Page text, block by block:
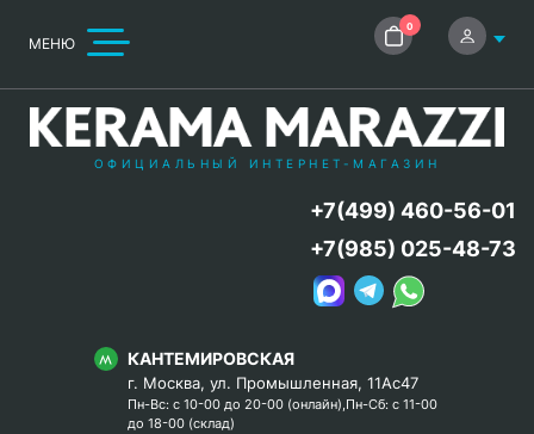
МЕНЮ
0
ОФИЦИАЛЬНЫЙ ИНТЕРНЕТ-МАГАЗИН
КАНТЕМИРОВСКАЯ
г. Москва, ул. Промышленная, 11Ас47
Пн-Вс: с 10-00 до 20-00 (онлайн),Пн-Сб: с 11-00
до 18-00 (склад)
+7(499) 460-56-01
+7(985) 025-48-73